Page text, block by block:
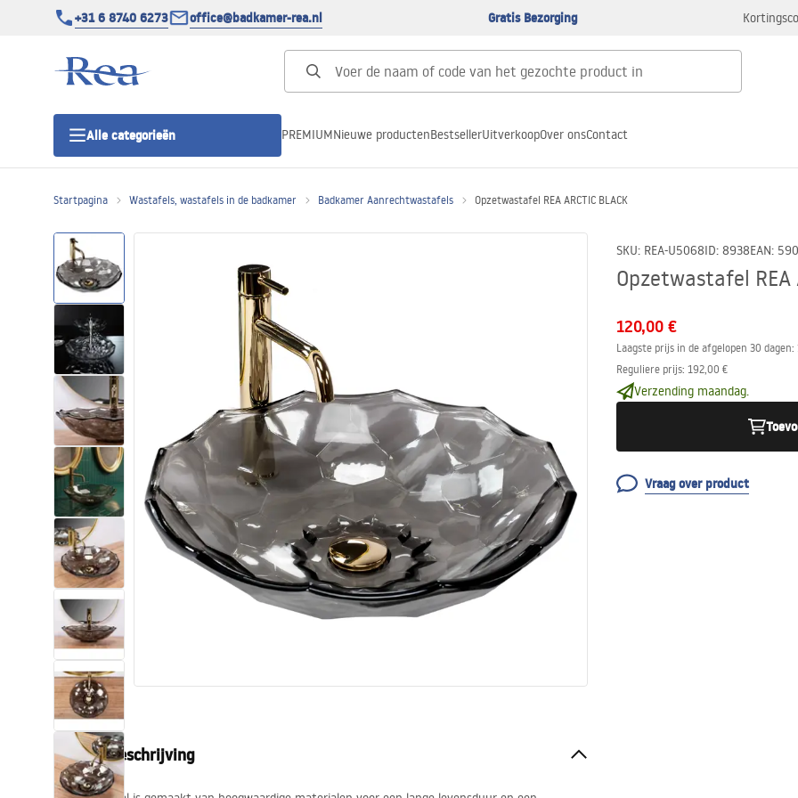
+31 6 8740 6273 office@badkamer-rea.nl Gratis Bezorging
Alle categorieën
Douchedeur
Lineaire Douchegoten
Toiletten
Wastafels
Baden en badwanden
Kranen
Douches
Keuken
Badkameraccessoires
PREMIUMNieuwe productenBestsellerUitverkoopOver onsContact
Startpagina Wastafels, wastafels in de badkamer Badkamer Aanrechtwastafels Opzetwastafel REA ARCTIC BLACK
SKU: REA-U5068ID: 8938EAN:
Opzetwastafel REA
120,00 €
Laagste prijs in de afgelopen 30 dagen:
Reguliere prijs: 192,00 €
Verzending maandag.
Vraag over product
Productbeschrijving